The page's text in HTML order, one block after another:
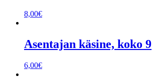
8,00€
Asentajan käsine, koko 9
6,00€